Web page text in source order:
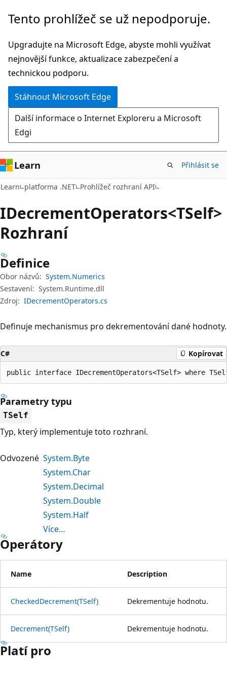
Přeskočit
hlavní
obsah
Přeskočit
navigaci
na
stránce
Tento prohlížeč se už nepodporuje.
Upgradujte na Microsoft Edge, abyste mohli využívat
nejnovější funkce, aktualizace zabezpečení a
technickou podporu.
Stáhnout Microsoft Edge
Další informace o Internet Exploreru a Microsoft
Edgi
Learn Přihlásit se
Learn platforma .NET Prohlížeč rozhraní API
IDecrementOperators<TSelf>
Rozhraní
Definice
Obor názvů: System.Numerics
Sestavení: System.Runtime.dll
Zdroj: IDecrementOperators.cs
Definuje mechanismus pro dekrementování dané hodnoty.
C# Kopírovat
public interface IDecrementOperators<TSelf> where
Parametry typu
TSelf
Typ, který implementuje toto rozhraní.
Odvozené System.Byte
System.Char
System.Decimal
System.Double
System.Half
Více…
Operátory
Name Description
CheckedDecrement(TSelf) Dekrementuje hodnotu.
Decrement(TSelf) Dekrementuje hodnotu.
Platí pro